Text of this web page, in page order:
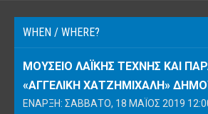
WHEN / WHERE?
ΜΟΥΣΕΊΟ ΛΑΪΚΉΣ ΤΈΧΝΗΣ ΚΑΙ
«ΑΓΓΕΛΙΚΉ ΧΑΤΖΗΜΙΧΆΛΗ»
ΈΝΑΡΞΗ: ΣΆΒΒΑΤΟ, 18 ΜΆΙΟΣ 2019